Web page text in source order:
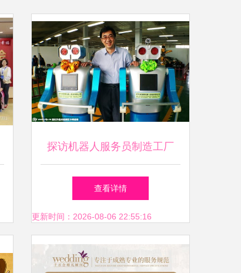
探访机器人服务员制造工厂
科技与情感的奇妙交织
查看详情
更新时间：2026-08-06 22:55:16